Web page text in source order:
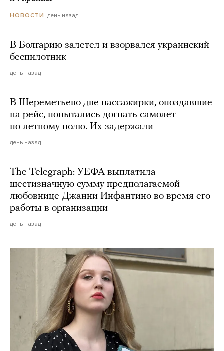
НОВОСТИ день назад
В Болгарию залетел и взорвался украинский
беспилотник
день назад
В Шереметьево две пассажирки, опоздавшие
на рейс, попытались догнать самолет
по летному полю. Их задержали
день назад
The Telegraph: УЕФА выплатила
шестизначную сумму предполагаемой
любовнице Джанни Инфантино во время его
работы в организации
день назад